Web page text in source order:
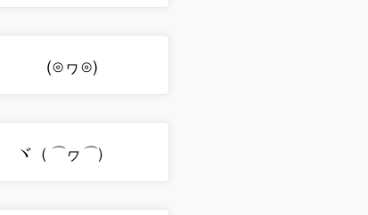
(⊙ヮ⊙)
ヾ（ ⌒ヮ⌒）ゞ